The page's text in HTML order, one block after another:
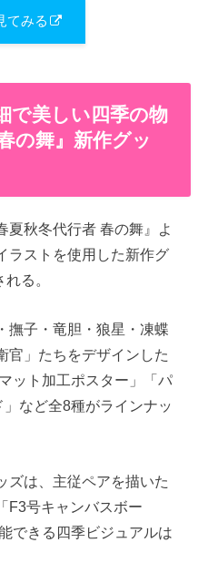
てみる
で美しい四季の物
の舞』新作グッ
夏秋冬代行者 春の舞』よ
ラストを使用した新作グ
る。
撫子・竜胆・狼星・凍蝶
官」たちをデザインした
ット加工ポスター」「パ
など全8種がラインナッ
ズは、主従ペアを描いた
F3号キャンバスボー
できる四季ビジュアルは